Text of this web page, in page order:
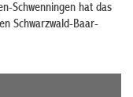
Schwenningen hat das
Schwarzwald-Baar-